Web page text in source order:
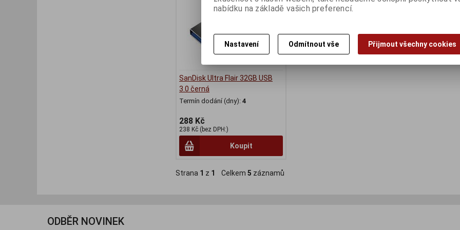
SanDisk Ultra Flair 32GB USB
3.0 černá
Termín dodání (dny): 4
288 Kč
238 Kč (bez DPH:)
Koupit
Strana 1 z 1 Celkem 5 záznamů
ODBĚR NOVINEK
nabídku na základě vašich preferencí.
Nastavení Odmítnout vše Přijmout všechny cookies